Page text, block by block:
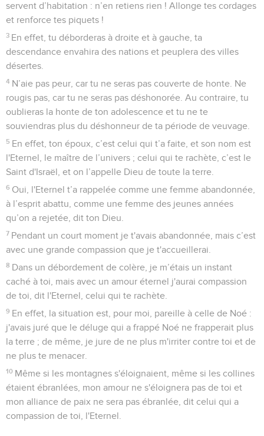
servent d’habitation : n’en retiens rien ! Allonge tes cordages
et renforce tes piquets !
3 En effet, tu déborderas à droite et à gauche, ta
descendance envahira des nations et peuplera des villes
désertes.
4 N’aie pas peur, car tu ne seras pas couverte de honte. Ne
rougis pas, car tu ne seras pas déshonorée. Au contraire, tu
oublieras la honte de ton adolescence et tu ne te
souviendras plus du déshonneur de ta période de veuvage.
5 En effet, ton époux, c’est celui qui t’a faite, et son nom est
l'Eternel, le maître de l’univers ; celui qui te rachète, c’est le
Saint d'Israël, et on l’appelle Dieu de toute la terre.
6 Oui, l'Eternel t’a rappelée comme une femme abandonnée,
à l’esprit abattu, comme une femme des jeunes années
qu’on a rejetée, dit ton Dieu.
7 Pendant un court moment je t'avais abandonnée, mais c’est
avec une grande compassion que je t'accueillerai.
8 Dans un débordement de colère, je m’étais un instant
caché à toi, mais avec un amour éternel j'aurai compassion
de toi, dit l'Eternel, celui qui te rachète.
9 En effet, la situation est, pour moi, pareille à celle de Noé :
j'avais juré que le déluge qui a frappé Noé ne frapperait plus
la terre ; de même, je jure de ne plus m'irriter contre toi et de
ne plus te menacer.
10 Même si les montagnes s'éloignaient, même si les collines
étaient ébranlées, mon amour ne s'éloignera pas de toi et
mon alliance de paix ne sera pas ébranlée, dit celui qui a
compassion de toi, l'Eternel.